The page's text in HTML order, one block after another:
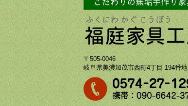
〒505-0046
岐阜県美濃加茂市西町4丁目-194番地